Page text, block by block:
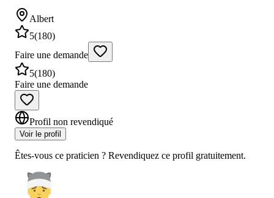
Albert
5(180)
Faire une demande
5(180)
Faire une demande
Profil non revendiqué
Voir le profil
Êtes-vous ce praticien ? Revendiquez ce profil gratuitement.